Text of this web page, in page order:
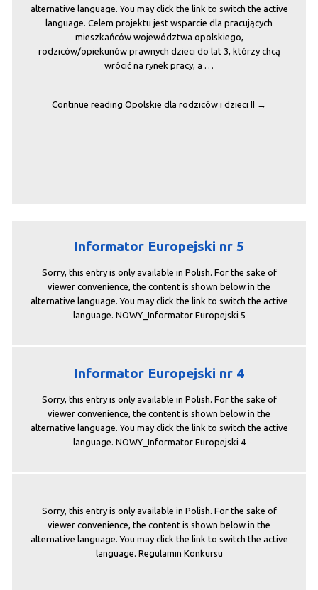
alternative language. You may click the link to switch the active
language. Celem projektu jest wsparcie dla pracujących
mieszkańców województwa opolskiego,
rodziców/opiekunów prawnych dzieci do lat 3, którzy chcą
wrócić na rynek pracy, a …
Continue reading Opolskie dla rodziców i dzieci II →
Informator Europejski nr 5
Sorry, this entry is only available in Polish. For the sake of
viewer convenience, the content is shown below in the
alternative language. You may click the link to switch the active
language. NOWY_Informator Europejski 5
Informator Europejski nr 4
Sorry, this entry is only available in Polish. For the sake of
viewer convenience, the content is shown below in the
alternative language. You may click the link to switch the active
language. NOWY_Informator Europejski 4
Sorry, this entry is only available in Polish. For the sake of
viewer convenience, the content is shown below in the
alternative language. You may click the link to switch the active
language. Regulamin Konkursu